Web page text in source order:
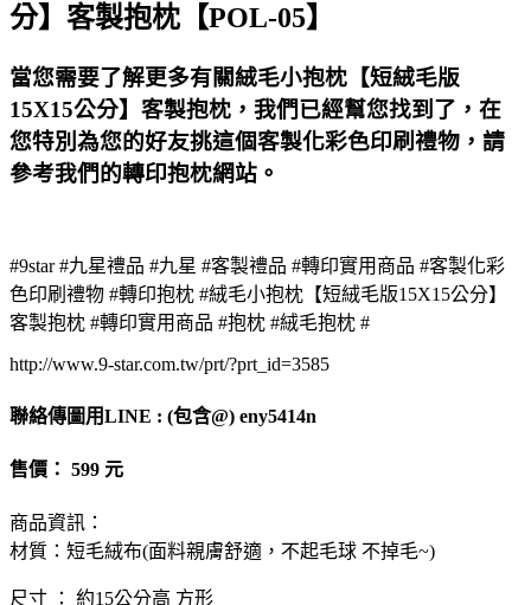
分】客製抱枕【POL-05】
當您需要了解更多有關絨毛小抱枕【短絨毛版
15X15公分】客製抱枕，我們已經幫您找到了，在
您特別為您的好友挑這個客製化彩色印刷禮物，請
參考我們的轉印抱枕網站。
#9star #九星禮品 #九星 #客製禮品 #轉印實用商品 #客製化彩
色印刷禮物 #轉印抱枕 #絨毛小抱枕【短絨毛版15X15公分】
客製抱枕 #轉印實用商品 #抱枕 #絨毛抱枕 #
http://www.9-star.com.tw/prt/?prt_id=3585
聯絡傳圖用LINE : (包含@) eny5414n
售價： 599 元
商品資訊：
材質：短毛絨布(面料親膚舒適，不起毛球 不掉毛~)
尺寸 ： 約15公分高 方形